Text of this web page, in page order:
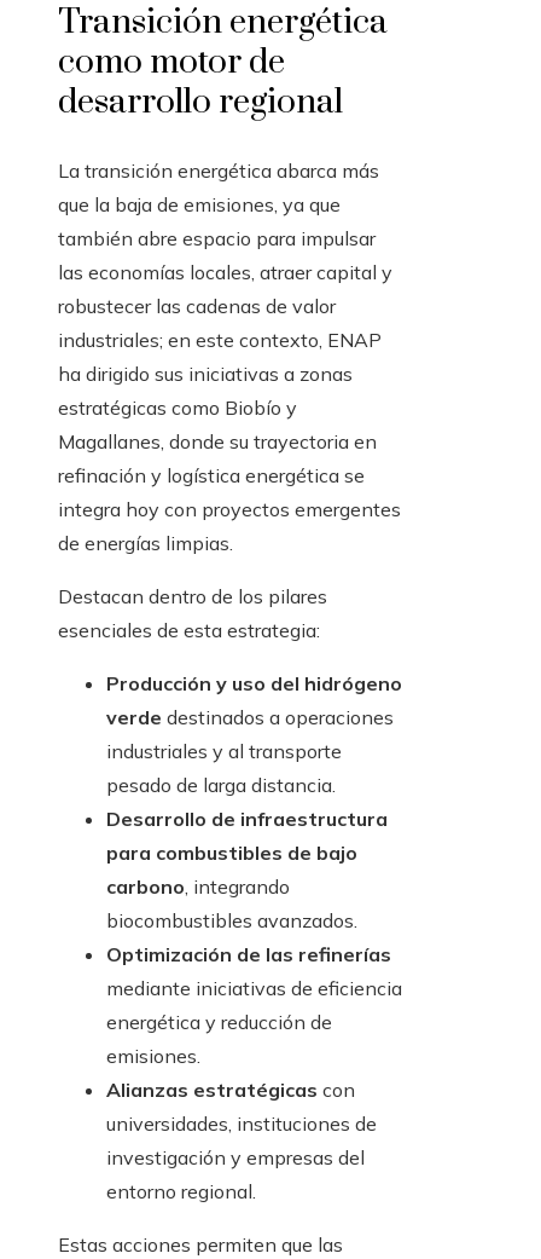
Transición energética
como motor de
desarrollo regional
La transición energética abarca más
que la baja de emisiones, ya que
también abre espacio para impulsar
las economías locales, atraer capital y
robustecer las cadenas de valor
industriales; en este contexto, ENAP
ha dirigido sus iniciativas a zonas
estratégicas como Biobío y
Magallanes, donde su trayectoria en
refinación y logística energética se
integra hoy con proyectos emergentes
de energías limpias.
Destacan dentro de los pilares
esenciales de esta estrategia:
Producción y uso del hidrógeno
verde destinados a operaciones
industriales y al transporte
pesado de larga distancia.
Desarrollo de infraestructura
para combustibles de bajo
carbono, integrando
biocombustibles avanzados.
Optimización de las refinerías
mediante iniciativas de eficiencia
energética y reducción de
emisiones.
Alianzas estratégicas con
universidades, instituciones de
investigación y empresas del
entorno regional.
Estas acciones permiten que las